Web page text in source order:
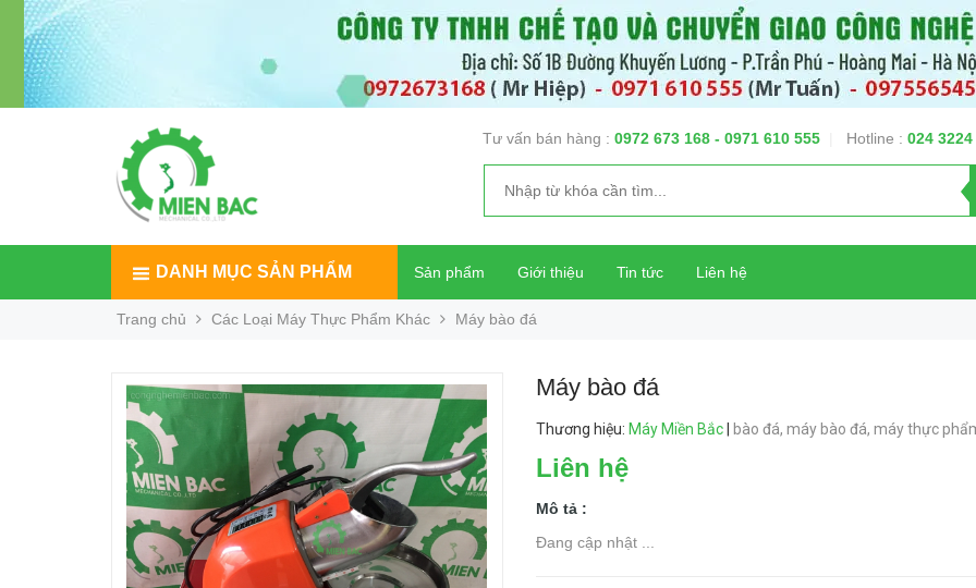
Tư vấn bán hàng : 0972 673 168 - 0971 610 555| Hotline : 024 3224
DANH MỤC SẢN PHẨM Sản phẩm Giới thiệu Tin tức Liên hệ
Trang chủ Các Loại Máy Thực Phẩm Khác Máy bào đá
Máy bào đá
Thương hiệu: Máy Miền Bắc bào đá, máy bào đá, máy thực
Liên hệ
Mô tả :
Đang cập nhật ...